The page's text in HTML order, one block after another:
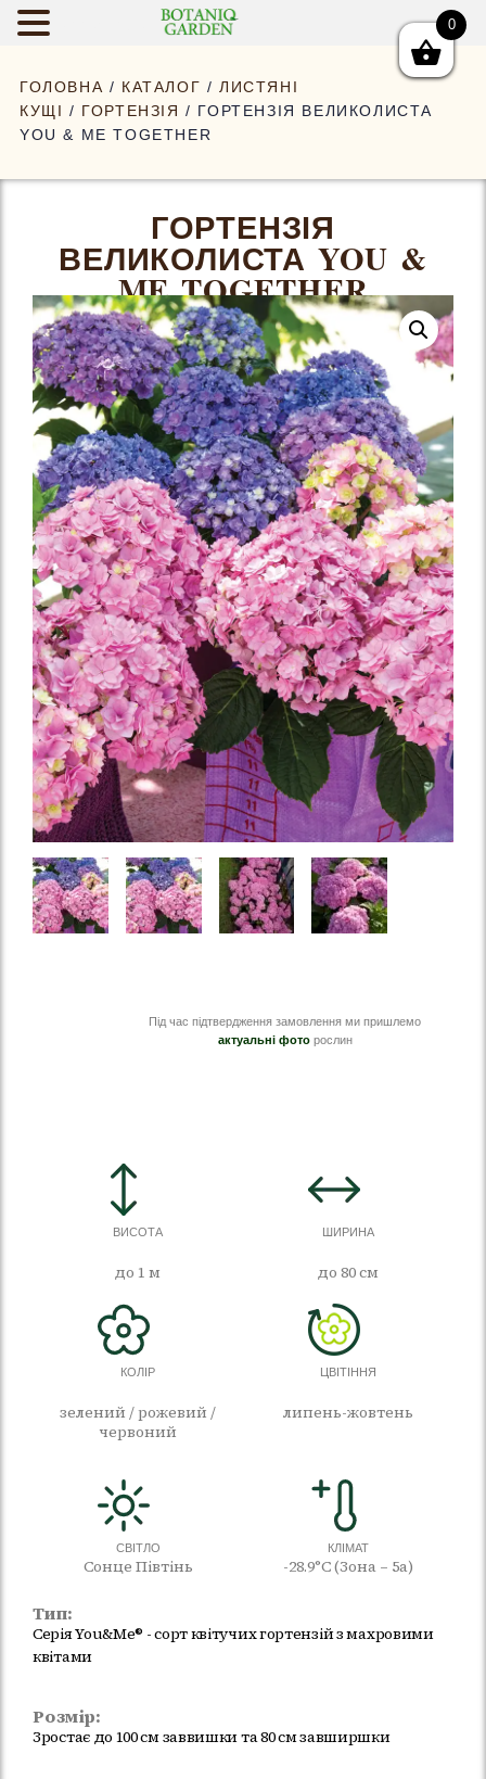
ГОЛОВНА / КАТАЛОГ /ЛИСТЯНІ
КУЩІ / ГОРТЕНЗІЯ / ГОРТЕНЗІЯ ВЕЛИКОЛИСТА
YOU & ME TOGETHER
ГОРТЕНЗІЯ
ВЕЛИКОЛИСТА YOU &
ME TOGETHER
Під час підтвердження замовлення ми пришлемо
актуальні фоторослин
ВИСОТА
до 1 м
ШИРИНА
до 80 см
КОЛІР
зелений / рожевий /
червоний
ЦВІТІННЯ
липень-жовтень
СВІТЛО
Сонце Півтінь
КЛІМАТ
-28.9°C (Зона – 5а)
Тип:
Серія You&Me® - сорт квітучих гортензій з махровими
квітами
Розмір:
Зростає до 100 см заввишки та 80 см завширшки
0